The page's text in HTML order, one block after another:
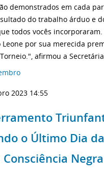
demonstrados em cada
do trabalho árduo e
todos vocês incorporaram.
por sua merecida
afirmou a
2023 14:55
o Último Dia